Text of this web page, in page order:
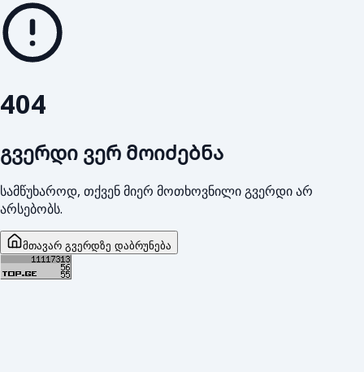
404
გვერდი ვერ მოიძებნა
სამწუხაროდ, თქვენ მიერ მოთხოვნილი გვერდი არ
არსებობს.
მთავარ გვერდზე დაბრუნება